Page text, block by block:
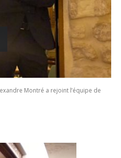
Montré a rejoint l’équipe de